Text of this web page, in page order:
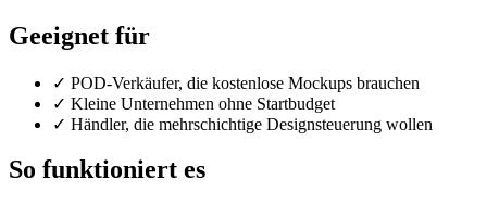
Geeignet für
✓ POD-Verkäufer, die kostenlose Mockups brauchen
✓ Kleine Unternehmen ohne Startbudget
✓ Händler, die mehrschichtige Designsteuerung wollen
So funktioniert es